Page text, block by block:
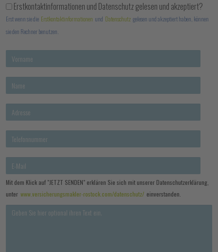
Erstkontaktinformationen und Datenschutz gelesen und akzeptiert?
Erst wenn sie die Erstkontaktinformationen und Datenschutz gelesen und akzeptiert haben, können
sie den Rechner benutzen.
Mit dem Klick auf "JETZT SENDEN" erklären Sie sich mit unserer Datenschutzerklärung,
unter www.versicherungsmakler-rostock.com/datenschutz/ einverstanden.